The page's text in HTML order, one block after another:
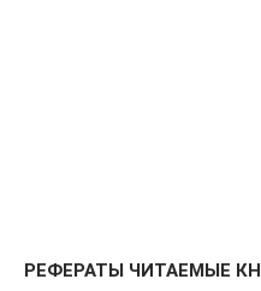
РЕФЕРАТЫ ЧИТАЕМЫЕ